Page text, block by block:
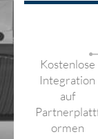
Kostenlose
Integration
auf
ormen